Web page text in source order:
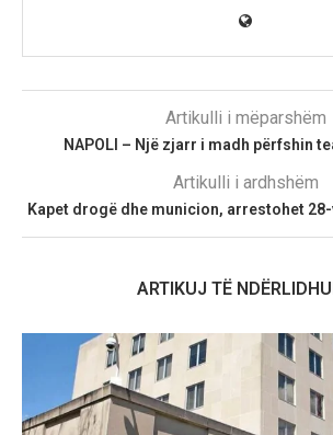
Artikulli i mëparshëm
NAPOLI – Një zjarr i madh përfshin
Artikulli i ardhshëm
Kapet drogë dhe municion, arrestohet
ARTIKUJ TË